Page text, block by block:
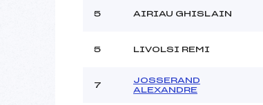
5 AIRIAU GHISLAIN
5 LIVOLSI REMI
7
JOSSERAND
ALEXANDRE